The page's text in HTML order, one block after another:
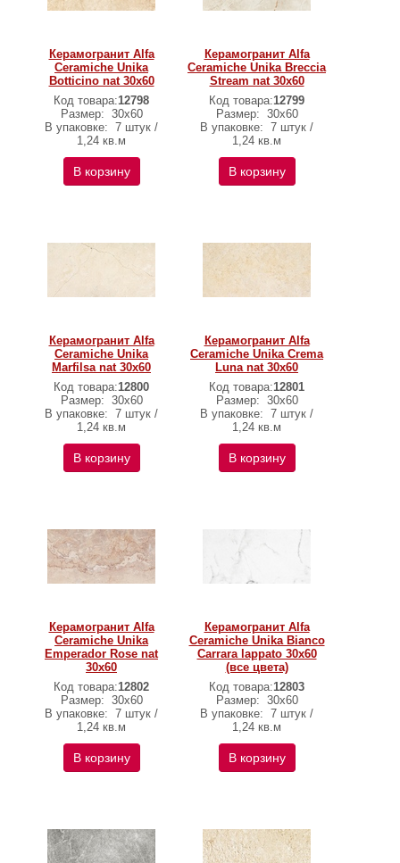
Керамогранит Alfa
Ceramiche Unika
Botticino nat 30х60
Код товара:12798
Размер: 30х60
В упаковке: 7 штук /
1,24 кв.м
В корзину
Керамогранит Alfa
Ceramiche Unika Breccia
Stream nat 30х60
Код товара:12799
Размер: 30х60
В упаковке: 7 штук /
1,24 кв.м
В корзину
Керамогранит Alfa
Ceramiche Unika
Marfilsa nat 30х60
Код товара:12800
Размер: 30х60
В упаковке: 7 штук /
1,24 кв.м
В корзину
Керамогранит Alfa
Ceramiche Unika Crema
Luna nat 30х60
Код товара:12801
Размер: 30х60
В упаковке: 7 штук /
1,24 кв.м
В корзину
Керамогранит Alfa
Ceramiche Unika
Emperador Rose nat
30х60
Код товара:12802
Размер: 30х60
В упаковке: 7 штук /
1,24 кв.м
В корзину
Керамогранит Alfa
Ceramiche Unika Bianco
Carrara lappato 30х60
(все цвета)
Код товара:12803
Размер: 30х60
В упаковке: 7 штук /
1,24 кв.м
В корзину